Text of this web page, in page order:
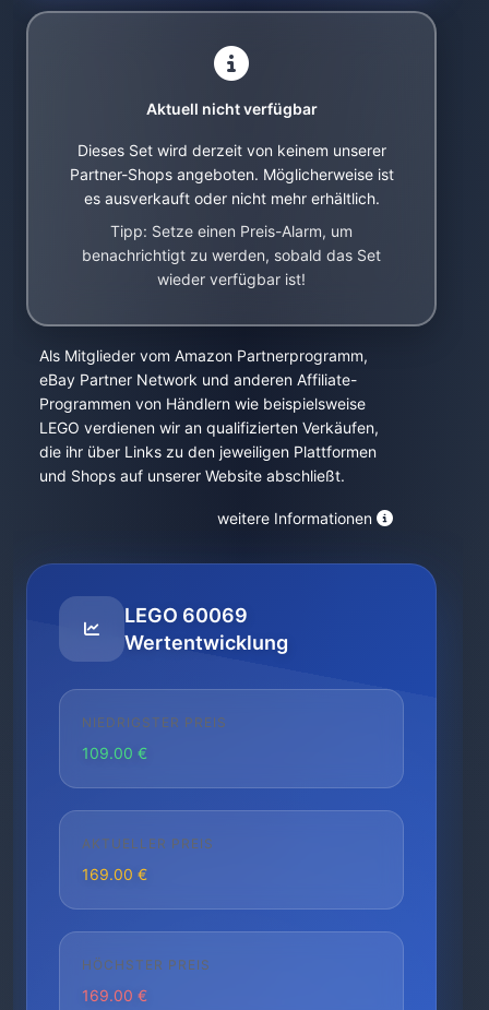
Aktuell nicht verfügbar
Dieses Set wird derzeit von keinem unserer
Partner-Shops angeboten. Möglicherweise ist
es ausverkauft oder nicht mehr erhältlich.
Tipp: Setze einen Preis-Alarm, um
benachrichtigt zu werden, sobald das Set
wieder verfügbar ist!
Als Mitglieder vom Amazon Partnerprogramm,
eBay Partner Network und anderen Affiliate-
Programmen von Händlern wie beispielsweise
LEGO verdienen wir an qualifizierten Verkäufen,
die ihr über Links zu den jeweiligen Plattformen
und Shops auf unserer Website abschließt.
weitere Informationen
LEGO 60069
Wertentwicklung
NIEDRIGSTER PREIS
109.00 €
AKTUELLER PREIS
169.00 €
HÖCHSTER PREIS
169.00 €